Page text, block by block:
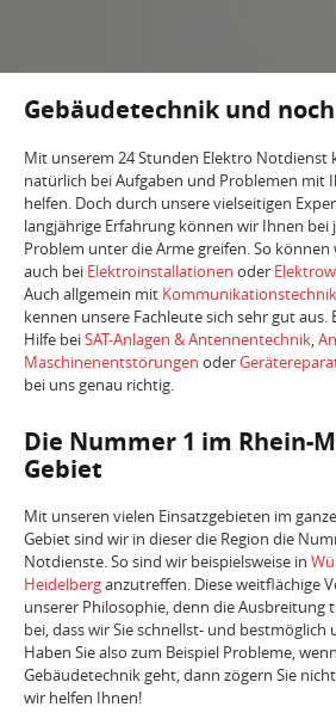
Gebäudetechnik und
Mit unserem 24 Stunden Elektro Notdienst
natürlich bei Aufgaben und Problemen mit
helfen. Doch durch unsere vielseitigen
langjährige Erfahrung können wir Ihnen bei
Problem unter die Arme greifen. So können
auch bei Elektroinstallationen oder
Auch allgemein mit Kommunikationstechnik
kennen unsere Fachleute sich sehr gut aus.
Hilfe beiSAT-Anlagen & Antennentechnik,
Maschinenentstörungen oder
bei uns genau richtig.
Die Nummer 1 im Rhein-
Gebiet
Mit unseren vielen Einsatzgebieten im
Gebiet sind wir in dieser die Region die
Notdienste. So sind wir beispielsweise in
Heidelberganzutreffen. Diese weitflächige
unserer Philosophie, denn die Ausbreitung
bei, dass wir Sie schnellst- und
Haben Sie also zum Beispiel Probleme,
Gebäudetechnik geht, dann zögern Sie
wir helfen Ihnen!